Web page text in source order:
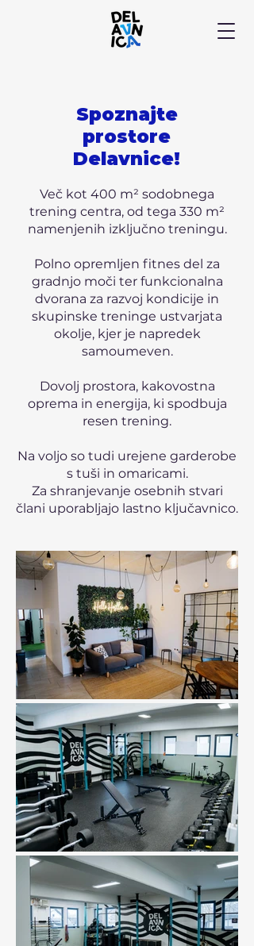
Spoznajte
prostore
Delavnice!
Več kot 400 m² sodobnega
trening centra, od tega 330 m²
namenjenih izključno treningu.
Polno opremljen fitnes del za
gradnjo moči ter funkcionalna
dvorana za razvoj kondicije in
skupinske treninge ustvarjata
okolje, kjer je napredek
samoumeven.
Dovolj prostora, kakovostna
oprema in energija, ki spodbuja
resen trening.
Na voljo so tudi urejene garderobe
s tuši in omaricami.
Za shranjevanje osebnih stvari
člani uporabljajo lastno ključavnico.